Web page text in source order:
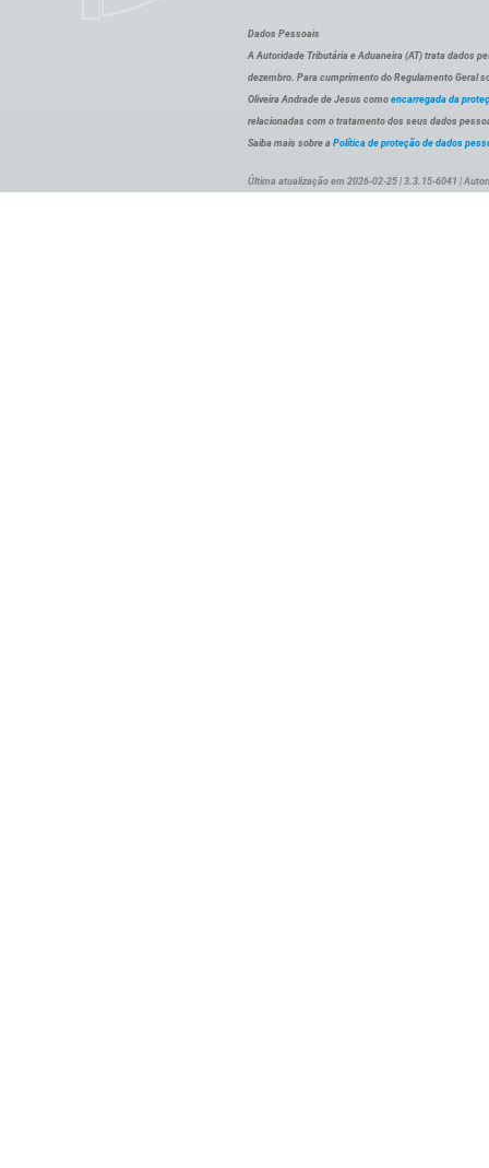
Dados Pessoais
A Autoridade Tributária e Aduaneira (AT) trata dados
dezembro. Para cumprimento do Regulamento Geral
Oliveira Andrade de Jesus como encarregada da
relacionadas com o tratamento dos seus dados
Saiba mais sobre a Política de proteção de dados
Última atualização em 2026-02-25 | 3.3.15-6041 |